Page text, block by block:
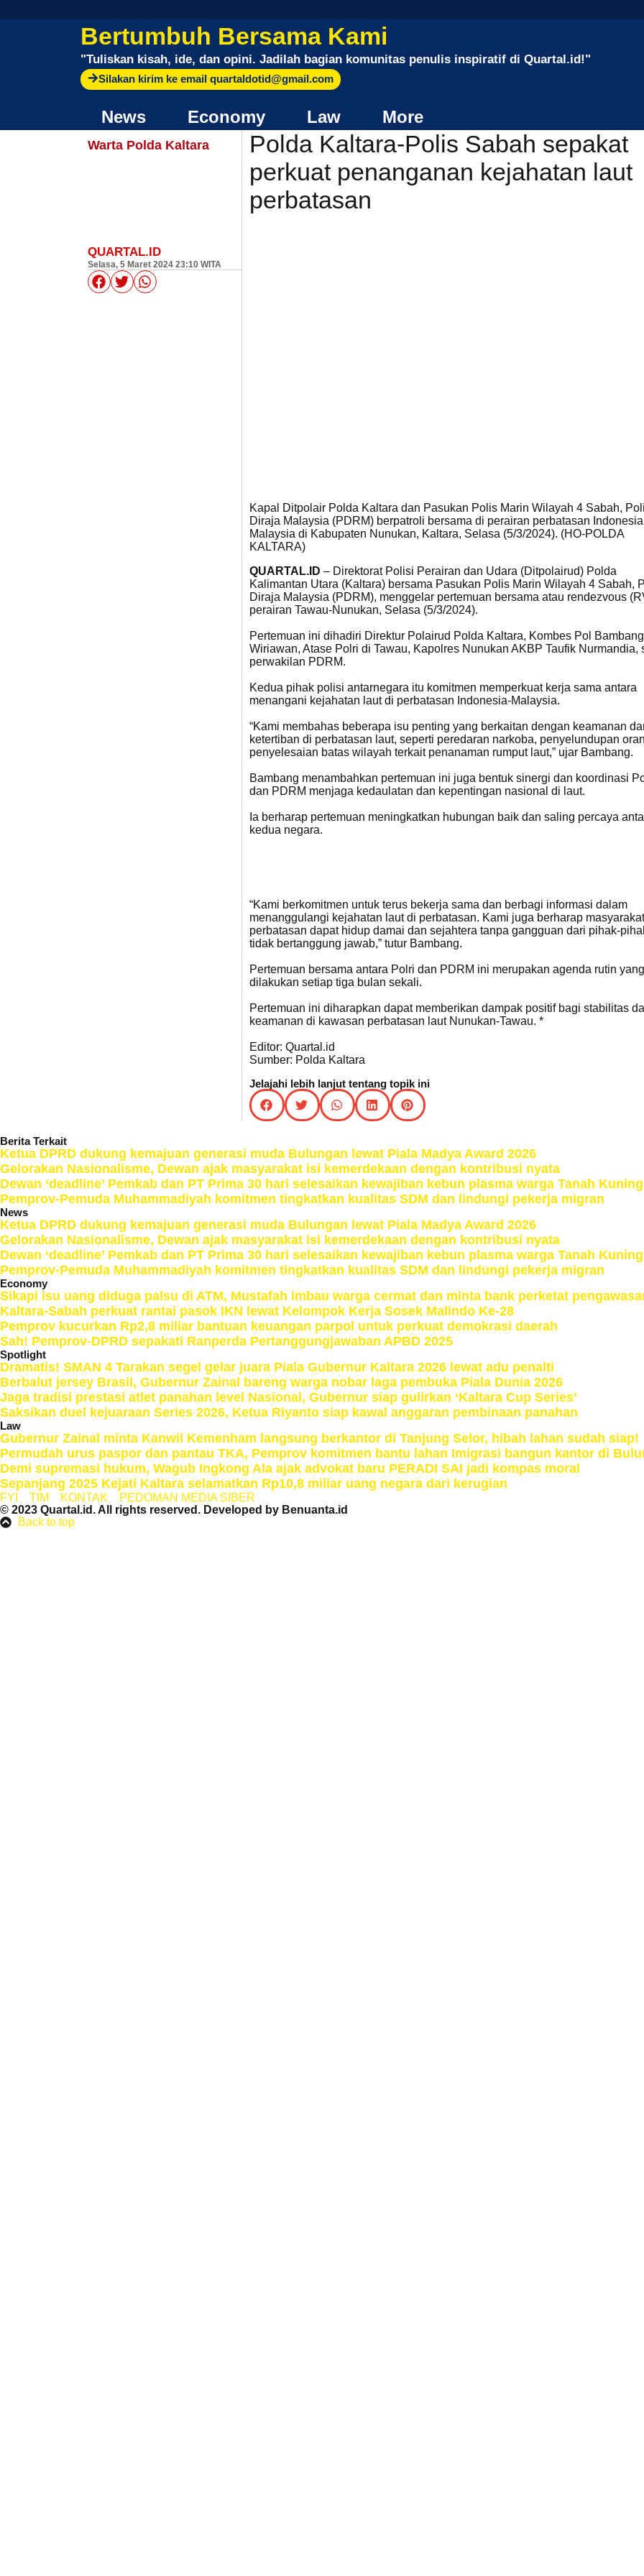
Bertumbuh Bersama Kami
"Tuliskan kisah, ide, dan opini. Jadilah bagian komunitas penulis inspiratif di Quartal.id!"
Silakan kirim ke email quartaldotid@gmail.com
News Economy Law More
Warta Polda Kaltara
QUARTAL.ID
Selasa, 5 Maret 2024 23:10 WITA
Polda Kaltara-Polis Sabah sepakat
perkuat penanganan kejahatan laut
perbatasan
Kapal Ditpolair Polda Kaltara dan Pasukan Polis Marin Wilayah 4 Sabah,
Diraja Malaysia (PDRM) berpatroli bersama di perairan perbatasan
Malaysia di Kabupaten Nunukan, Kaltara, Selasa (5/3/2024). (HO-POLDA
KALTARA)
QUARTAL.ID – Direktorat Polisi Perairan dan Udara (Ditpolairud) Polda
Kalimantan Utara (Kaltara) bersama Pasukan Polis Marin Wilayah 4 Sabah,
Diraja Malaysia (PDRM), menggelar pertemuan bersama atau rendezvous
perairan Tawau-Nunukan, Selasa (5/3/2024).
Pertemuan ini dihadiri Direktur Polairud Polda Kaltara, Kombes Pol Bambang
Wiriawan, Atase Polri di Tawau, Kapolres Nunukan AKBP Taufik Nurmandia,
perwakilan PDRM.
Kedua pihak polisi antarnegara itu komitmen memperkuat kerja sama antara
menangani kejahatan laut di perbatasan Indonesia-Malaysia.
“Kami membahas beberapa isu penting yang berkaitan dengan keamanan
ketertiban di perbatasan laut, seperti peredaran narkoba, penyelundupan
penyelesaian batas wilayah terkait penanaman rumput laut,” ujar Bambang.
Bambang menambahkan pertemuan ini juga bentuk sinergi dan koordinasi
dan PDRM menjaga kedaulatan dan kepentingan nasional di laut.
Ia berharap pertemuan meningkatkan hubungan baik dan saling percaya
kedua negara.
“Kami berkomitmen untuk terus bekerja sama dan berbagi informasi dalam
menanggulangi kejahatan laut di perbatasan. Kami juga berharap
perbatasan dapat hidup damai dan sejahtera tanpa gangguan dari pihak-
tidak bertanggung jawab,” tutur Bambang.
Pertemuan bersama antara Polri dan PDRM ini merupakan agenda rutin yang
dilakukan setiap tiga bulan sekali.
Pertemuan ini diharapkan dapat memberikan dampak positif bagi stabilitas
keamanan di kawasan perbatasan laut Nunukan-Tawau. *
Editor: Quartal.id
Sumber: Polda Kaltara
Jelajahi lebih lanjut tentang topik ini
Berita Terkait
Ketua DPRD dukung kemajuan generasi muda Bulungan lewat Piala Madya Award 2026
Gelorakan Nasionalisme, Dewan ajak masyarakat isi kemerdekaan dengan kontribusi nyata
Dewan ‘deadline’ Pemkab dan PT Prima 30 hari selesaikan kewajiban kebun plasma warga Tanah Kuning
Pemprov-Pemuda Muhammadiyah komitmen tingkatkan kualitas SDM dan lindungi pekerja migran
News
Ketua DPRD dukung kemajuan generasi muda Bulungan lewat Piala Madya Award 2026
Gelorakan Nasionalisme, Dewan ajak masyarakat isi kemerdekaan dengan kontribusi nyata
Dewan ‘deadline’ Pemkab dan PT Prima 30 hari selesaikan kewajiban kebun plasma warga Tanah Kuning
Pemprov-Pemuda Muhammadiyah komitmen tingkatkan kualitas SDM dan lindungi pekerja migran
Economy
Sikapi isu uang diduga palsu di ATM, Mustafah imbau warga cermat dan minta bank perketat
Kaltara-Sabah perkuat rantai pasok IKN lewat Kelompok Kerja Sosek Malindo Ke-28
Pemprov kucurkan Rp2,8 miliar bantuan keuangan parpol untuk perkuat demokrasi daerah
Sah! Pemprov-DPRD sepakati Ranperda Pertanggungjawaban APBD 2025
Spotlight
Dramatis! SMAN 4 Tarakan segel gelar juara Piala Gubernur Kaltara 2026 lewat adu penalti
Berbalut jersey Brasil, Gubernur Zainal bareng warga nobar laga pembuka Piala Dunia 2026
Jaga tradisi prestasi atlet panahan level Nasional, Gubernur siap gulirkan ‘Kaltara Cup Series’
Saksikan duel kejuaraan Series 2026, Ketua Riyanto siap kawal anggaran pembinaan panahan
Law
Gubernur Zainal minta Kanwil Kemenham langsung berkantor di Tanjung Selor, hibah lahan sudah siap!
Permudah urus paspor dan pantau TKA, Pemprov komitmen bantu lahan Imigrasi bangun kantor di
Demi supremasi hukum, Wagub Ingkong Ala ajak advokat baru PERADI SAI jadi kompas moral
Sepanjang 2025 Kejati Kaltara selamatkan Rp10,8 miliar uang negara dari kerugian
FYI TIM KONTAK
PEDOMAN MEDIA SIBER
© 2023 Quartal.id. All rights reserved. Developed by Benuanta.id
Back to top